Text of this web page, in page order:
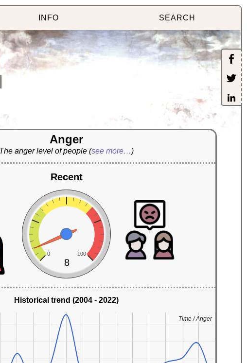
INFO SEARCH
Anger
The anger level of people(see more…)
Recent
0 100
8
Historical trend (2004 - 2022)
Time / Anger
Time / Anger